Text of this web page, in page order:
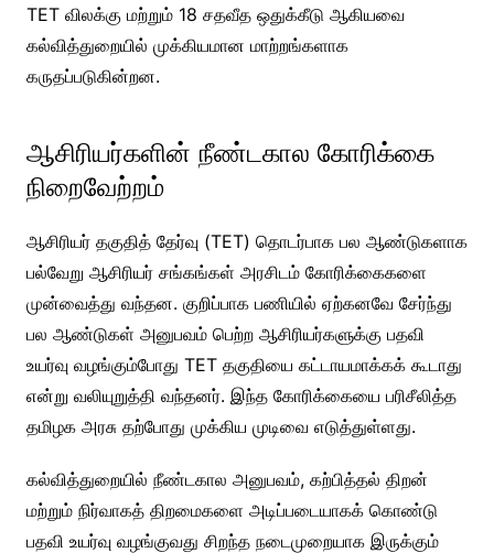
TET விலக்கு மற்றும் 18 சதவீத ஒதுக்கீடு ஆகியவை
கல்வித்துறையில் முக்கியமான மாற்றங்களாக
கருதப்படுகின்றன.
ஆசிரியர்களின் நீண்டகால கோரிக்கை
நிறைவேற்றம்
ஆசிரியர் தகுதித் தேர்வு (TET) தொடர்பாக பல ஆண்டுகளாக
பல்வேறு ஆசிரியர் சங்கங்கள் அரசிடம் கோரிக்கைகளை
முன்வைத்து வந்தன. குறிப்பாக பணியில் ஏற்கனவே சேர்ந்து
பல ஆண்டுகள் அனுபவம் பெற்ற ஆசிரியர்களுக்கு பதவி
உயர்வு வழங்கும்போது TET தகுதியை கட்டாயமாக்கக் கூடாது
என்று வலியுறுத்தி வந்தனர். இந்த கோரிக்கையை பரிசீலித்த
தமிழக அரசு தற்போது முக்கிய முடிவை எடுத்துள்ளது.
கல்வித்துறையில் நீண்டகால அனுபவம், கற்பித்தல் திறன்
மற்றும் நிர்வாகத் திறமைகளை அடிப்படையாகக் கொண்டு
பதவி உயர்வு வழங்குவது சிறந்த நடைமுறையாக இருக்கும்